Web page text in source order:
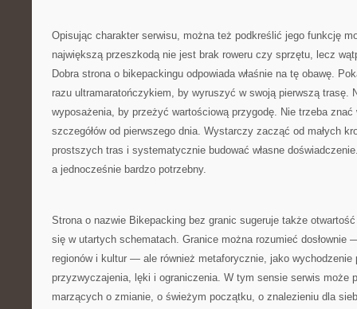
Opisując charakter serwisu, można też podkreślić jego funkcję
największą przeszkodą nie jest brak roweru czy sprzętu, lecz
Dobra strona o bikepackingu odpowiada właśnie na tę obawę.
razu ultramaratończykiem, by wyruszyć w swoją pierwszą trasę.
wyposażenia, by przeżyć wartościową przygodę. Nie trzeba
szczegółów od pierwszego dnia. Wystarczy zacząć od małych
prostszych tras i systematycznie budować własne
a jednocześnie bardzo potrzebny.
Strona o nazwie Bikepacking bez granic sugeruje także
się w utartych schematach. Granice można rozumieć dosłownie
regionów i kultur — ale również metaforycznie, jako wychodzenie
przyzwyczajenia, lęki i ograniczenia. W tym sensie serwis może
marzących o zmianie, o świeżym początku, o znalezieniu dla